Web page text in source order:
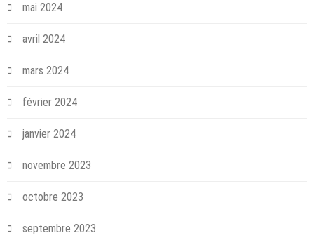
mai 2024
avril 2024
mars 2024
février 2024
janvier 2024
novembre 2023
octobre 2023
septembre 2023